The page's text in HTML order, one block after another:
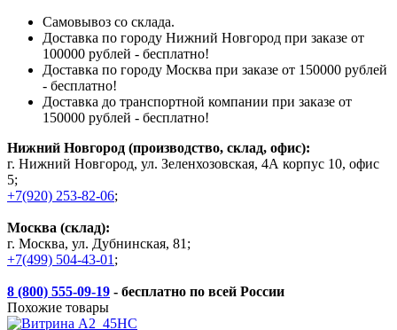
Самовывоз со склада.
Доставка по городу Нижний Новгород при заказе от
100000 рублей - бесплатно!
Доставка по городу Москва при заказе от 150000 рублей
- бесплатно!
Доставка до транспортной компании при заказе от
150000 рублей - бесплатно!
Нижний Новгород (производство, склад, офис):
г. Нижний Новгород, ул. Зеленхозовская, 4А корпус 10, офис
5;
+7(920) 253-82-06;
Москва (склад):
г. Москва, ул. Дубнинская, 81;
+7(499) 504-43-01 ;
8 (800) 555-09-19 - бесплатно по всей России
Похожие товары